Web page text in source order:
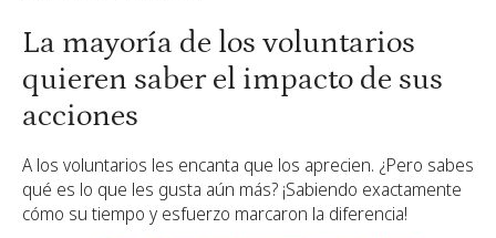
La mayoría de los voluntarios
quieren saber el impacto de sus
acciones
A los voluntarios les encanta que los aprecien. ¿Pero sabes
qué es lo que les gusta aún más? ¡Sabiendo exactamente
cómo su tiempo y esfuerzo marcaron la diferencia!